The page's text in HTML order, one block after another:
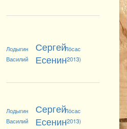
Лодыгин
Василий
Сергей
Есенин
Лӧсас
(2013)
Лодыгин
Василий
Сергей
Есенин
Лӧсас
(2013)